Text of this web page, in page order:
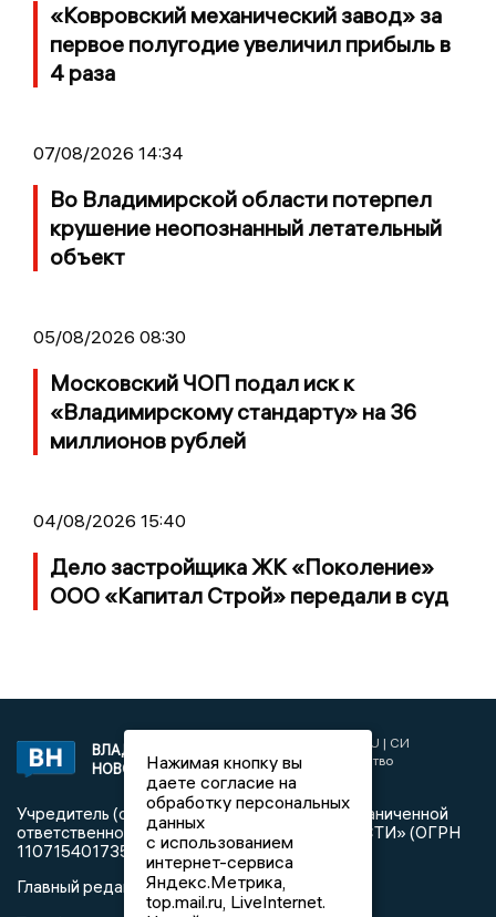
«Ковровский механический завод» за
первое полугодие увеличил прибыль в
4 раза
07/08/2026 14:34
Во Владимирской области потерпел
крушение неопознанный летательный
объект
05/08/2026 08:30
Московский ЧОП подал иск к
«Владимирскому стандарту» на 36
миллионов рублей
04/08/2026 15:40
Дело застройщика ЖК «Поколение»
ООО «Капитал Строй» передали в суд
ВЛАДИМИРСКИЕ
НОВОСТИ
2017 © NEWSVLADIMIR.RU | СИ
«Информационное агентство
Владимирские новости»
Учредитель (соучредители): Общество с ограниченной
ответственностью «РЕГИОНАЛЬНЫЕ НОВОСТИ» (ОГРН
1107154017354)
Главный редактор: Мазов С. А.
Нажимая кнопку вы
даете согласие на
обработку персональных
данных
с использованием
интернет-сервиса
Яндекс.Метрика,
top.mail.ru, LiveInternet.